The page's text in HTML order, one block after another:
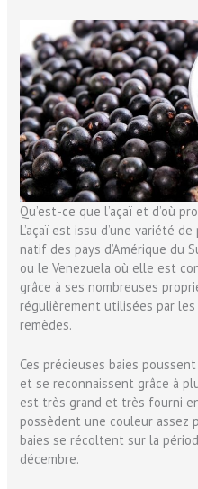
Qu’est-ce que l’açaï et d’où
L’açaï est issu d’une variété
natif des pays d’Amérique du
ou le Venezuela où elle est
grâce à ses nombreuses
régulièrement utilisées par
remèdes.
Ces précieuses baies
et se reconnaissent grâce à
est très grand et très fourni
possèdent une couleur assez
baies se récoltent sur la
décembre.